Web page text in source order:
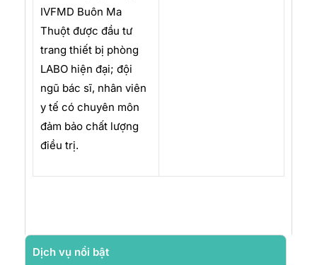
IVFMD Buôn Ma
Thuột được đầu tư
trang thiết bị phòng
LABO hiện đại; đội
ngũ bác sĩ, nhân viên
y tế có chuyên môn
đảm bảo chất lượng
điều trị.
Dịch vụ nổi bật